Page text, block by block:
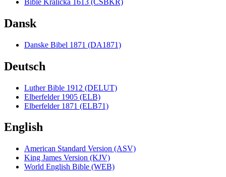
Bible Kralická 1613 (CSBKR)
Dansk
Danske Bibel 1871 (DA1871)
Deutsch
Luther Bible 1912 (DELUT)
Elberfelder 1905 (ELB)
Elberfelder 1871 (ELB71)
English
American Standard Version (ASV)
King James Version (KJV)
World English Bible (WEB)